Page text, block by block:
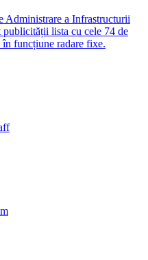
Administrare a Infrastructurii
lista cu cele 74 de
funcțiune radare fixe.